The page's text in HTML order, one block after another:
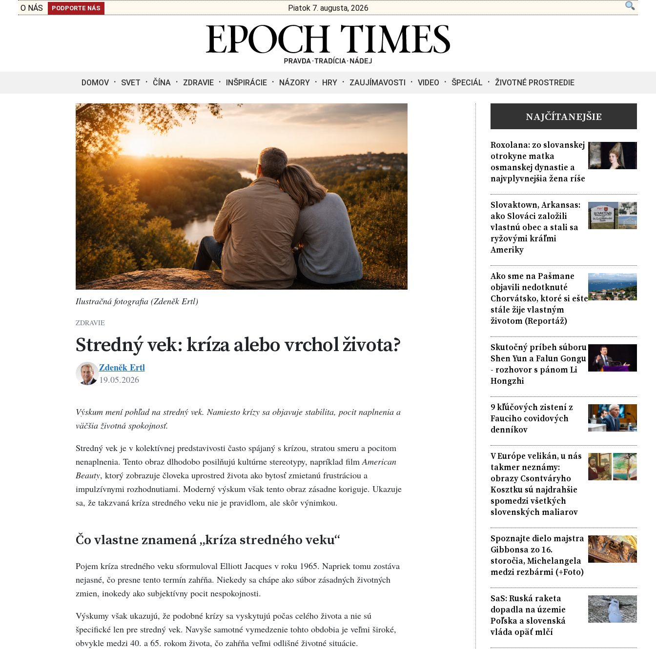
O NÁS PODPORTE NÁS Piatok 7. augusta, 2026
DOMOV SVET ČÍNA ZDRAVIE INŠPIRÁCIE NÁZORY HRY ZAUJÍMAVOSTI VIDEO ŠPECIÁL ŽIVOTNÉ PROSTREDIE
Ilustračná fotografia (Zdeněk Ertl)
ZDRAVIE
Stredný vek: kríza alebo vrchol života?
Ertl
Zdeněk Ertl
19.05.2026
Výskum mení pohľad na stredný vek. Namiesto krízy sa objavuje stabilita, pocit naplnenia a
väčšia životná spokojnosť.
Stredný vek je v kolektívnej predstavivosti často spájaný s krízou, stratou smeru a pocitom
nenaplnenia. Tento obraz dlhodobo posilňujú kultúrne stereotypy, napríklad filmAmerican
Beauty, ktorý zobrazuje človeka uprostred života ako bytosť zmietanú frustráciou a
impulzívnymi rozhodnutiami. Moderný výskum však tento obraz zásadne koriguje. Ukazuje
sa, že takzvaná kríza stredného veku nie je pravidlom, ale skôr výnimkou.
Čo vlastne znamená „kríza stredného veku“
Pojem kríza stredného veku sformuloval Elliott Jacques v roku 1965. Napriek tomu zostáva
nejasné, čo presne tento termín zahŕňa. Niekedy sa chápe ako súbor zásadných životných
zmien, inokedy ako subjektívny pocit nespokojnosti.
Výskumy však ukazujú, že podobné krízy sa vyskytujú počas celého života a nie sú
špecifické len pre stredný vek. Navyše samotné vymedzenie tohto obdobia je veľmi široké,
obvykle medzi 40. a 65. rokom života, čo zahŕňa veľmi odlišné životné situácie.
NAJČÍTANEJŠIE
Roxolana: zo slovanskej
otrokyne matka
osmanskej dynastie a
najvplyvnejšia žena ríše
Slovaktown, Arkansas:
ako Slováci založili
vlastnú obec a stali sa
ryžovými kráľmi
Ameriky
Ako sme na Pašmane
objavili nedotknuté
Chorvátsko, ktoré si ešte
stále žije vlastným
životom (Reportáž)
Skutočný príbeh súboru
Shen Yun a Falun Gongu
- rozhovor s pánom Li
Hongzhi
9 kľúčových zistení z
Fauciho covidových
denníkov
V Európe velikán, u nás
takmer neznámy:
obrazy Csontváryho
Kosztku sú najdrahšie
spomedzi všetkých
slovenských maliarov
Spoznajte dielo majstra
Gibbonsa zo 16.
storočia, Michelangela
medzi rezbármi (+Foto)
SaS: Ruská raketa
dopadla na územie
Poľska a slovenská
vláda opäť mlčí